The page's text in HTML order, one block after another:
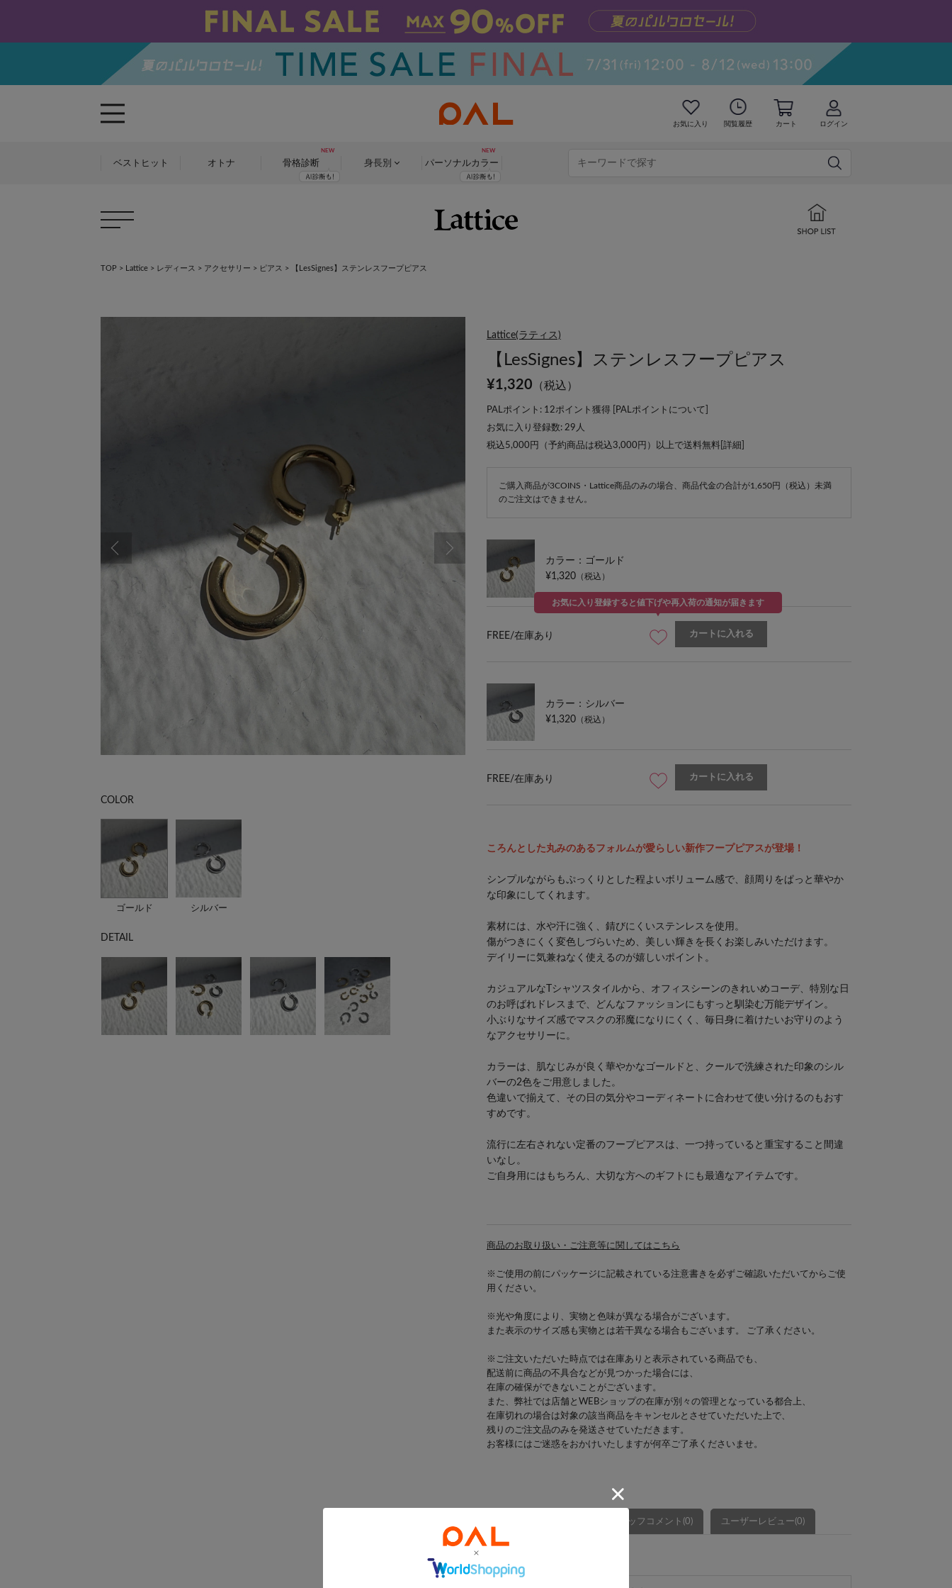
お気に入り 閲覧履歴 カート ログイン
ベストヒット オトナ 骨格診断 身長別 パーソナルカラー
TOP > Lattice > レディース > アクセサリー > ピアス > 【LesSignes】ステンレスフープピアス
COLOR
ゴールド シルバー
DETAIL
Lattice(ラティス)
【LesSignes】ステンレスフープピアス
¥1,320 （税込）
PALポイント: 12ポイント獲得 [ PALポイントについて
お気に入り登録数: 29 人
税込5,000円（予約商品は税込3,000円）以上で送料無料[ 詳細
ご購入商品が3COINS・Lattice商品のみの場合、商品代金の合計が1,650円（税込）未満
のご注文はできません。
カラー：ゴールド
¥1,320 （税込）
FREE/在庫あり
お気に入り登録すると値下げや再入荷の通知が届きます
カートに入れる
カラー：シルバー
¥1,320 （税込）
FREE/在庫あり カートに入れる
ころんとした丸みのあるフォルムが愛らしい新作フープピアスが登場！
シンプルながらもぷっくりとした程よいボリューム感で、顔周りをぱっと華やか
な印象にしてくれます。
素材には、水や汗に強く、錆びにくいステンレスを使用。
傷がつきにくく変色しづらいため、美しい輝きを長くお楽しみいただけます。
デイリーに気兼ねなく使えるのが嬉しいポイント。
カジュアルなTシャツスタイルから、オフィスシーンのきれいめコーデ、特別な日
のお呼ばれドレスまで、どんなファッションにもすっと馴染む万能デザイン。
小ぶりなサイズ感でマスクの邪魔になりにくく、毎日身に着けたいお守りのよう
なアクセサリーに。
カラーは、肌なじみが良く華やかなゴールドと、クールで洗練された印象のシル
バーの2色をご用意しました。
色違いで揃えて、その日の気分やコーディネートに合わせて使い分けるのもおす
すめです。
流行に左右されない定番のフープピアスは、一つ持っていると重宝すること間違
いなし。
ご自身用にはもちろん、大切な方へのギフトにも最適なアイテムです。
商品のお取り扱い・ご注意等に関してはこちら
※ご使用の前にパッケージに記載されている注意書きを必ずご確認いただいてからご使
用ください。
※光や角度により、実物と色味が異なる場合がございます。
また表示のサイズ感も実物とは若干異なる場合もございます。 ご了承ください。
※ご注文いただいた時点では在庫ありと表示されている商品でも、
配送前に商品の不具合などが見つかった場合には、
在庫の確保ができないことがございます。
また、弊社では店舗とWEBショップの在庫が別々の管理となっている都合上、
在庫切れの場合は対象の該当商品をキャンセルとさせていただいた上で、
残りのご注文品のみを発送させていただきます。
お客様にはご迷惑をおかけいたしますが何卒ご了承くださいませ。
スタッフコメント(0) ユーザーレビュー(0)
アイテム詳細